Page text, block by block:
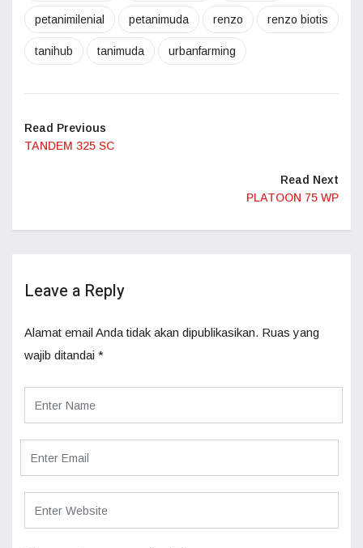
petanimilenial petanimuda renzo renzo biotis
tanihub tanimuda urbanfarming
Read Previous
TANDEM 325 SC
Read Next
PLATOON 75 WP
Leave a Reply
Alamat email Anda tidak akan dipublikasikan. Ruas yang
wajib ditandai *